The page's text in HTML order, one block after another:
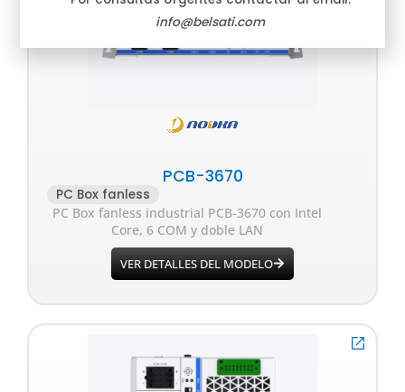
PCB-3670
PC Box fanless
PC Box fanless industrial PCB-3670 con Intel
Core, 6 COM y doble LAN
VER DETALLES DEL MODELO
info@belsati.com